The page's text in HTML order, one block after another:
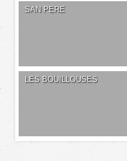
SAN PERE
LES BOUILLOUSES